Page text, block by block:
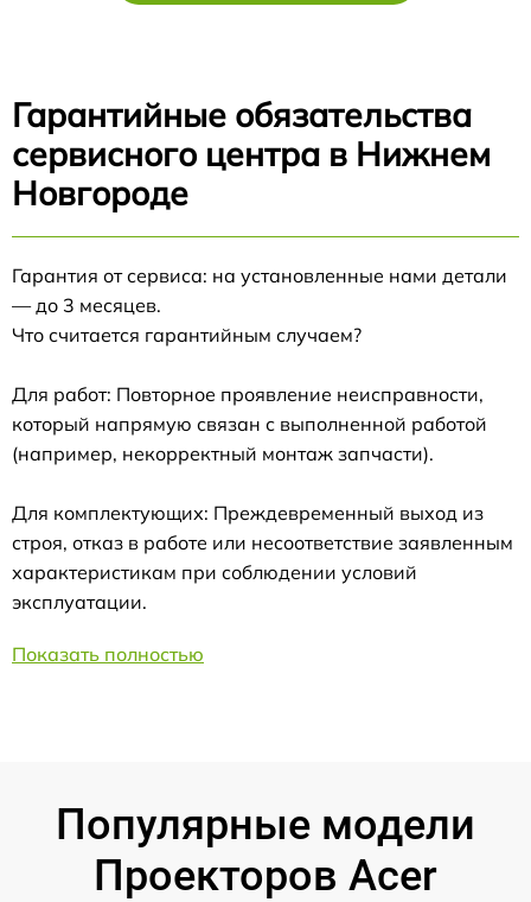
Гарантийные обязательства
сервисного центра в Нижнем
Новгороде
Гарантия от сервиса: на установленные нами детали
— до 3 месяцев.
Что считается гарантийным случаем?
Для работ: Повторное проявление неисправности,
который напрямую связан с выполненной работой
(например, некорректный монтаж запчасти).
Для комплектующих: Преждевременный выход из
строя, отказ в работе или несоответствие заявленным
характеристикам при соблюдении условий
эксплуатации.
Показать полностью
Популярные модели
Проекторов Acer